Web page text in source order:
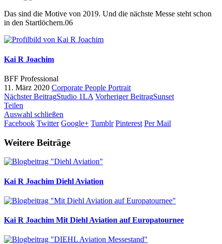
Das sind die Motive von 2019. Und die nächste Messe steht schon
in den Startlöchern.06
Kai R Joachim
BFF Professional
11. März 2020 Corporate People Portrait
Nächster BeitragStudio 1LA Vorheriger BeitragSunset
Teilen
Auswahl schließen
Facebook Twitter Google+ Tumblr Pinterest Per Mail
Weitere Beiträge
Kai R Joachim Diehl Aviation
Kai R Joachim Mit Diehl Aviation auf Europatournee